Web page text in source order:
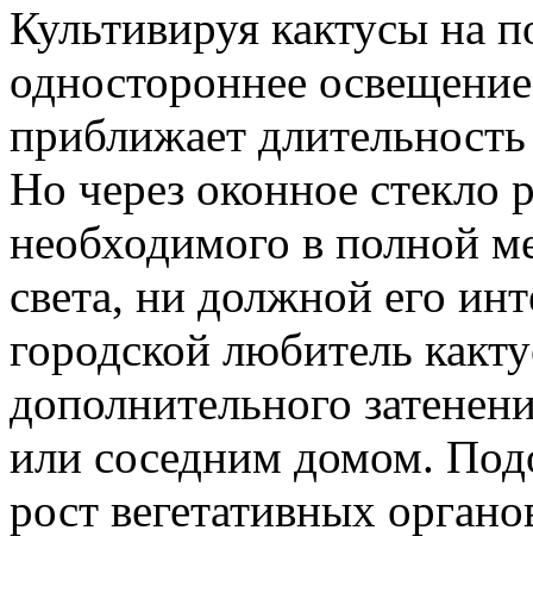
Культивируя кактусы на
одностороннее
приближает
Но через оконное стекло
необходимого в полной
света, ни должной его
городской любитель
дополнительного
или соседним домом.
рост вегетативных